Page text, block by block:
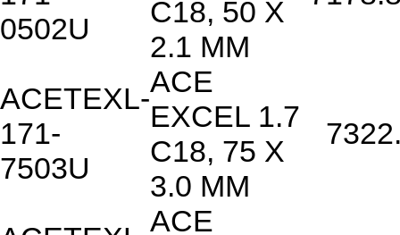
0502U
C18, 50 X
2.1 MM
ACETEXL-
171-
7503U
ACE
EXCEL 1.7
C18, 75 X
3.0 MM
ACE